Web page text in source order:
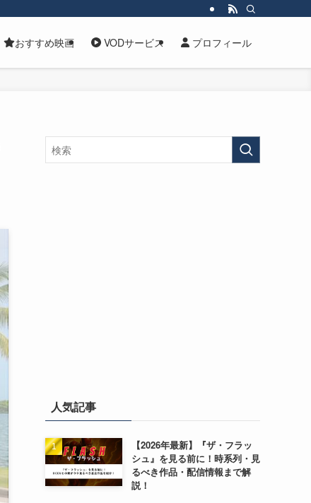
おすすめ映画 VODサービス プロフィール
人気記事
【2026年最新】『ザ・フラッ
シュ』を見る前に！時系列・見
るべき作品・配信情報まで解
説！